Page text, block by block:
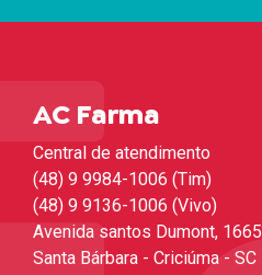
AC Farma
Central de atendimento
(48) 9 9984-1006 (Tim)
(48) 9 9136-1006 (Vivo)
Avenida santos Dumont, 1665
Santa Bárbara - Criciúma - SC